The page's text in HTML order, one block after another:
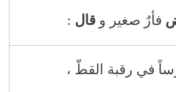
فأرٌ صغير و قال :
في رقبة القطّ ،